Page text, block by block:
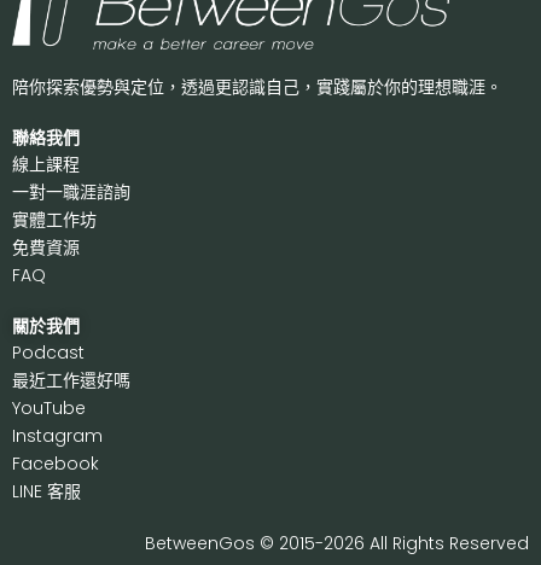
陪你探索優勢與定位，透過更認識自己， 實踐屬於你的理想職涯。
聯絡我們
線上課程
一對一職涯諮詢
實體工作坊
免費資源
FAQ
關於我們
Podcast
最近工作還好嗎
YouTube
Instagram
Facebook
LINE 客服
BetweenGos © 2015-2026 All Rights Reserved